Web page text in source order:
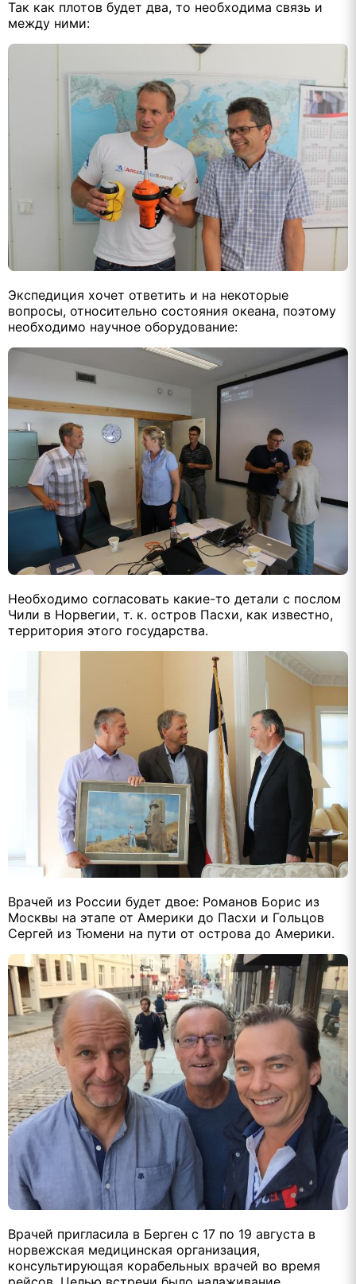
Так как плотов будет два, то необходима связь и
между ними:
Экспедиция хочет ответить и на некоторые
вопросы, относительно состояния океана, поэтому
необходимо научное оборудование:
Необходимо согласовать какие-то детали с послом
Чили в Норвегии, т. к. остров Пасхи, как известно,
территория этого государства.
Врачей из России будет двое: Романов Борис из
Москвы на этапе от Америки до Пасхи и Гольцов
Сергей из Тюмени на пути от острова до Америки.
Врачей пригласила в Берген с 17 по 19 августа в
норвежская медицинская организация,
консультирующая корабельных врачей во время